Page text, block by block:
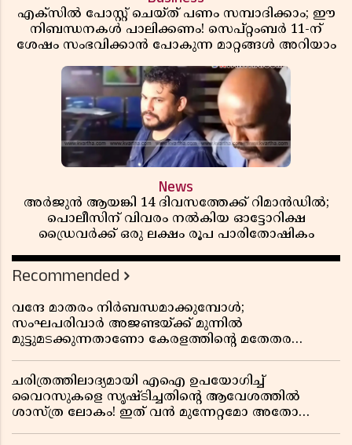
എക്സിൽ പോസ്റ്റ് ചെയ്ത് പണം സമ്പാദിക്കാം; ഈ
നിബന്ധനകൾ പാലിക്കണം! സെപ്റ്റംബർ 11-ന്
ശേഷം സംഭവിക്കാൻ പോകുന്ന മാറ്റങ്ങൾ അറിയാം
News
അർജുൻ ആയങ്കി 14 ദിവസത്തേക്ക് റിമാൻഡിൽ;
പൊലീസിന് വിവരം നൽകിയ ഓട്ടോറിക്ഷ
ഡ്രൈവർക്ക് ഒരു ലക്ഷം രൂപ പാരിതോഷികം
Recommended
വന്ദേ മാതരം നിർബന്ധമാക്കുമ്പോൾ;
സംഘപരിവാർ അജണ്ടയ്ക്ക് മുന്നിൽ
മുട്ടുമടക്കുന്നതാണോ കേരളത്തിന്റെ മതേതര
ചരിത്രത്തിലാദ്യമായി എഐ ഉപയോഗിച്ച്
വൈറസുകളെ സൃഷ്ടിച്ചതിന്റെ ആവേശത്തിൽ
ശാസ്ത്ര ലോകം! ഇത് വൻ മുന്നേറ്റമോ അതോ